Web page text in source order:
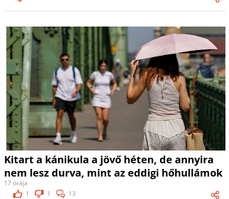
Kitart a kánikula a jövő héten, de annyira
nem lesz durva, mint az eddigi hőhullámok
17 órája
1
1 13